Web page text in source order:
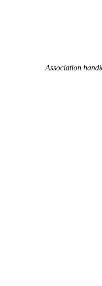
Association